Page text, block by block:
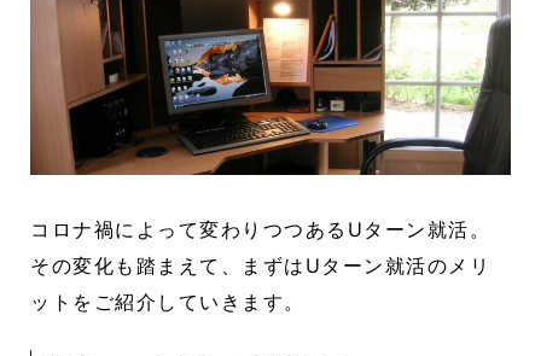
コロナ禍によって変わりつつあるUターン就活。
その変化も踏まえて、まずはUターン就活のメリ
ットをご紹介していきます。